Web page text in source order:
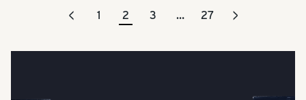
< 1 2 3 … 27 >